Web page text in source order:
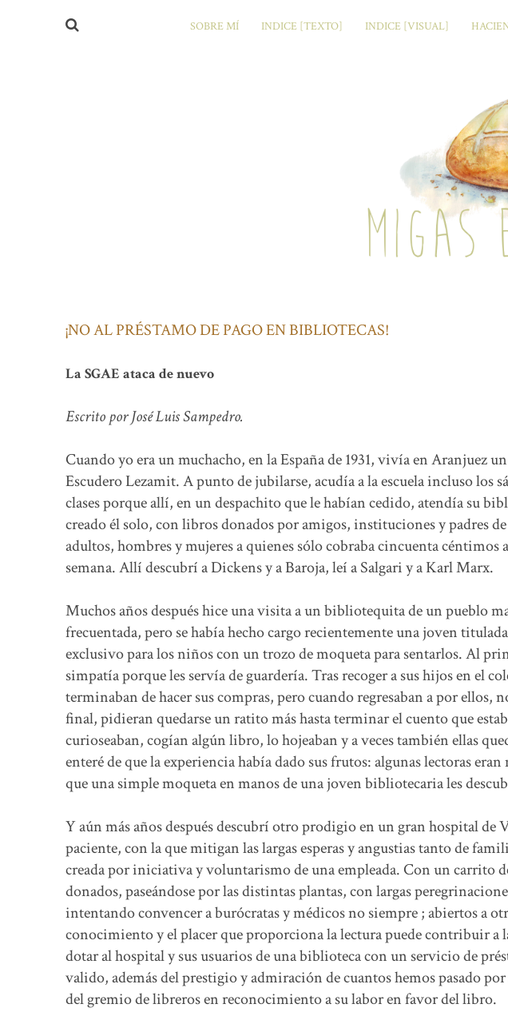
SOBRE MÍ INDICE [TEXTO] INDICE [VISUAL]
¡NO AL PRÉSTAMO DE PAGO EN BIBLIOTECAS!
La SGAE ataca de nuevo
Escrito por José Luis Sampedro.
Cuando yo era un muchacho, en la España de 1931, vivía en Aranjuez
Escudero Lezamit. A punto de jubilarse, acudía a la escuela incluso los
clases porque allí, en un despachito que le habían cedido, atendía su
creado él solo, con libros donados por amigos, instituciones y padres de
adultos, hombres y mujeres a quienes sólo cobraba cincuenta céntimos
semana. Allí descubrí a Dickens y a Baroja, leí a Salgari y a Karl Marx.
Muchos años después hice una visita a un bibliotequita de un pueblo
frecuentada, pero se había hecho cargo recientemente una joven
exclusivo para los niños con un trozo de moqueta para sentarlos. Al
simpatía porque les servía de guardería. Tras recoger a sus hijos en el
terminaban de hacer sus compras, pero cuando regresaban a por
final, pidieran quedarse un ratito más hasta terminar el cuento que
curioseaban, cogían algún libro, lo hojeaban y a veces también ellas
enteré de que la experiencia había dado sus frutos: algunas lectoras
que una simple moqueta en manos de una joven bibliotecaria les
Y aún más años después descubrí otro prodigio en un gran hospital de
paciente, con la que mitigan las largas esperas y angustias tanto de
creada por iniciativa y voluntarismo de una empleada. Con un carrito
donados, paseándose por las distintas plantas, con largas
intentando convencer a burócratas y médicos no siempre ; abiertos a
conocimiento y el placer que proporciona la lectura puede contribuir a
dotar al hospital y sus usuarios de una biblioteca con un servicio de
valido, además del prestigio y admiración de cuantos hemos pasado
del gremio de libreros en reconocimiento a su labor en favor del libro.